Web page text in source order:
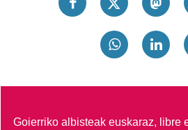
Goierriko albisteak euskaraz, libre